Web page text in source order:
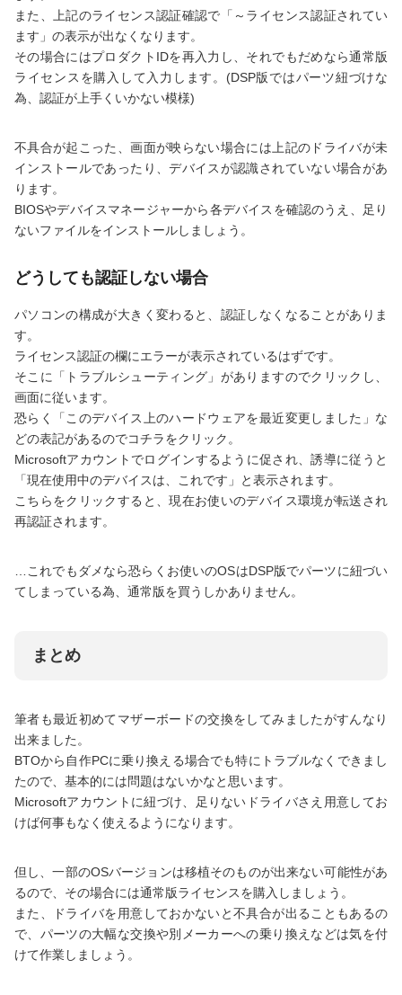
また、上記のライセンス認証確認で「～ライセンス認証されてい
ます」の表示が出なくなります。
その場合にはプロダクトIDを再入力し、それでもだめなら通常版
ライセンスを購入して入力します。(DSP版ではパーツ紐づけな
為、認証が上手くいかない模様)
不具合が起こった、画面が映らない場合には上記のドライバが未
インストールであったり、デバイスが認識されていない場合があ
ります。
BIOSやデバイスマネージャーから各デバイスを確認のうえ、足り
ないファイルをインストールしましょう。
どうしても認証しない場合
パソコンの構成が大きく変わると、認証しなくなることがありま
す。
ライセンス認証の欄にエラーが表示されているはずです。
そこに「トラブルシューティング」がありますのでクリックし、
画面に従います。
恐らく「このデバイス上のハードウェアを最近変更しました」な
どの表記があるのでコチラをクリック。
Microsoftアカウントでログインするように促され、誘導に従うと
「現在使用中のデバイスは、これです」と表示されます。
こちらをクリックすると、現在お使いのデバイス環境が転送され
再認証されます。
…これでもダメなら恐らくお使いのOSはDSP版でパーツに紐づい
てしまっている為、通常版を買うしかありません。
まとめ
筆者も最近初めてマザーボードの交換をしてみましたがすんなり
出来ました。
BTOから自作PCに乗り換える場合でも特にトラブルなくできまし
たので、基本的には問題はないかなと思います。
Microsoftアカウントに紐づけ、足りないドライバさえ用意してお
けば何事もなく使えるようになります。
但し、一部のOSバージョンは移植そのものが出来ない可能性があ
るので、その場合には通常版ライセンスを購入しましょう。
また、ドライバを用意しておかないと不具合が出ることもあるの
で、パーツの大幅な交換や別メーカーへの乗り換えなどは気を付
けて作業しましょう。